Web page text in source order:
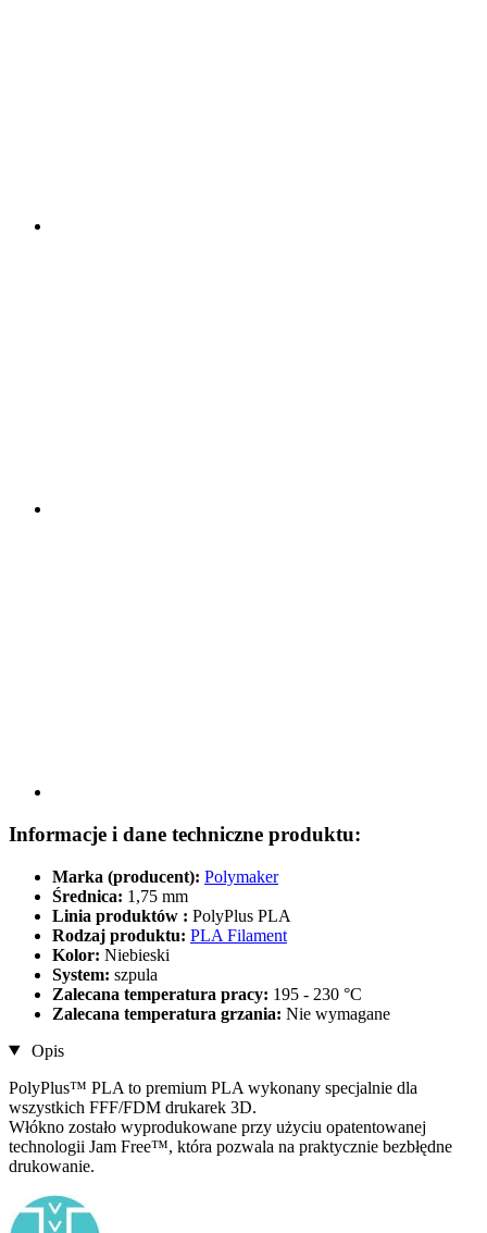
Informacje i dane techniczne produktu:
Marka (producent): Polymaker
Średnica: 1,75 mm
Linia produktów : PolyPlus PLA
Rodzaj produktu: PLA Filament
Kolor: Niebieski
System: szpula
Zalecana temperatura pracy: 195 - 230 °C
Zalecana temperatura grzania: Nie wymagane
Opis
PolyPlus™ PLA to premium PLA wykonany specjalnie dla
wszystkich FFF/FDM drukarek 3D.
Włókno zostało wyprodukowane przy użyciu opatentowanej
technologii Jam Free™, która pozwala na praktycznie bezbłędne
drukowanie.